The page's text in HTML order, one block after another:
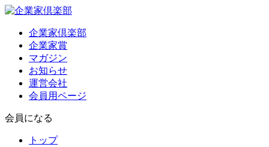
企業家倶楽部
企業家賞
マガジン
お知らせ
運営会社
会員用ページ
会員になる
トップ